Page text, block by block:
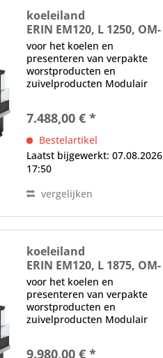
koeleiland
ERIN EM120, L 1250, OM-
R452, nachtblind
voor het koelen en
presenteren van verpakte
worstproducten en
zuivelproducten Modulair
Basisversie zonder plexiglas
zijpanelen (speciale
accessoire) Elektronische EC-
energiebesparende...
7.488,00 € *
Bestelartikel
Laatst bijgewerkt: 07.08.2026
17:50
vergelijken
koeleiland
ERIN EM120, L 1875, OM-
R452, nachtblind
voor het koelen en
presenteren van verpakte
worstproducten en
zuivelproducten Modulair
9.980,00 € *